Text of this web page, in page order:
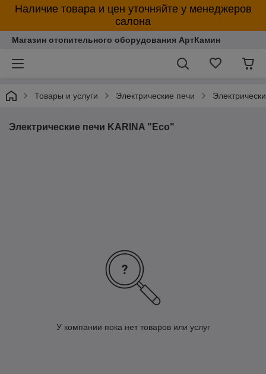
Наличие товара и цен уточняйте у менеджеров
салона
Магазин отопительного оборудования АртКамин
Товары и услуги Электрические печи
Электрические печи KARINA "Eco"
У компании пока нет товаров или услуг